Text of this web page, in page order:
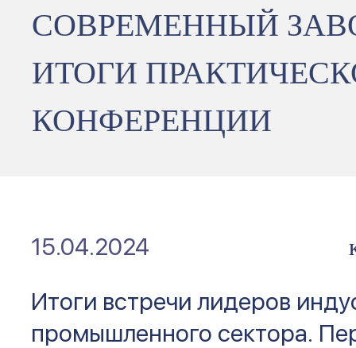
СОВРЕМЕННЫЙ
ИТОГИ
КОНФЕРЕНЦИИ
15.04.2024
Итоги встречи лидеров
промышленного сектора.